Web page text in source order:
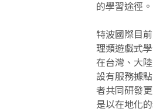
的學習途徑。
特波國際目
理類遊戲式
在台灣、大
設有服務據
者共同研發
是以在地化